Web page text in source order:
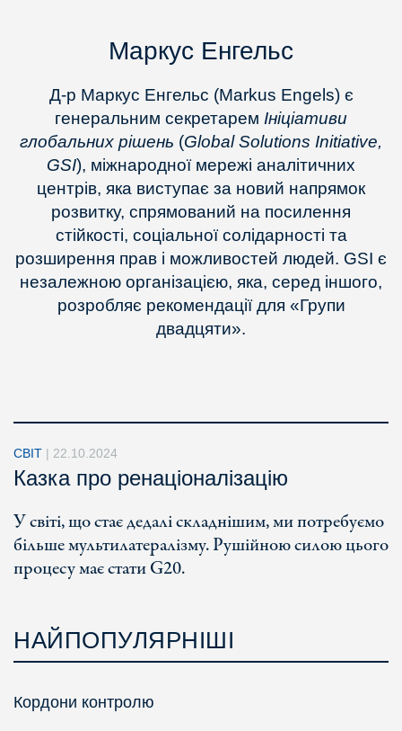
Маркус Енгельс
Д-р Маркус Енгельс (Markus Engels) є
генеральним секретарем Ініціативи
глобальних рішень (Global Solutions Initiative,
GSI), міжнародної мережі аналітичних
центрів, яка виступає за новий напрямок
розвитку, спрямований на посилення
стійкості, соціальної солідарності та
розширення прав і можливостей людей. GSI є
незалежною організацією, яка, серед іншого,
розробляє рекомендації для «Групи
двадцяти».
СВІТ | 22.10.2024
Казка про ренаціоналізацію
У світі, що стає дедалі складнішим, ми потребуємо
більше мультилатералізму. Рушійною силою цього
процесу має стати G20.
НАЙПОПУЛЯРНІШІ
Кордони контролю